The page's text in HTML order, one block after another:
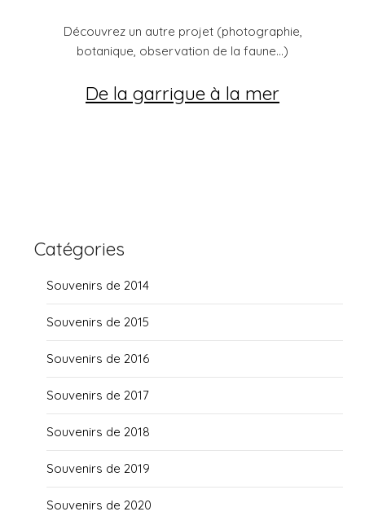
Découvrez un autre projet (photographie,
botanique, observation de la faune...)
De la garrigue à la mer
Catégories
Souvenirs de 2014
Souvenirs de 2015
Souvenirs de 2016
Souvenirs de 2017
Souvenirs de 2018
Souvenirs de 2019
Souvenirs de 2020